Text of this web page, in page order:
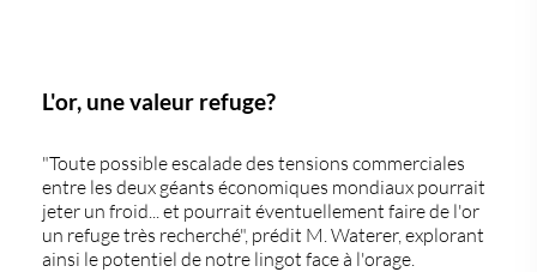
L'or, une valeur refuge?
"Toute possible escalade des tensions commerciales
entre les deux géants économiques mondiaux pourrait
jeter un froid... et pourrait éventuellement faire de l'or
un refuge très recherché", prédit M. Waterer, explorant
ainsi le potentiel de notre lingot face à l'orage.